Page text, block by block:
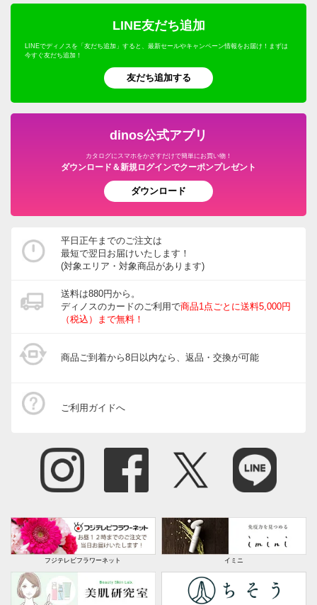
LINE友だち追加
LINEでディノスを「友だち追加」すると、最新セールやキャンペーン情報をお届け！まずは
今すぐ友だち追加！
友だち追加する
dinos公式アプリ
カタログにスマホをかざすだけで簡単にお買い物！
ダウンロード＆新規ログインでクーポンプレゼント
ダウンロード
平日正午までのご注文は
最短で翌日お届けいたします！
(対象エリア・対象商品があります)
送料は880円から。
ディノスのカードのご利用で商品1点ごとに送料5,000円
（税込）まで無料！
商品ご到着から8日以内なら、返品・交換が可能
ご利用ガイドへ
フジテレビフラワーネット イミニ